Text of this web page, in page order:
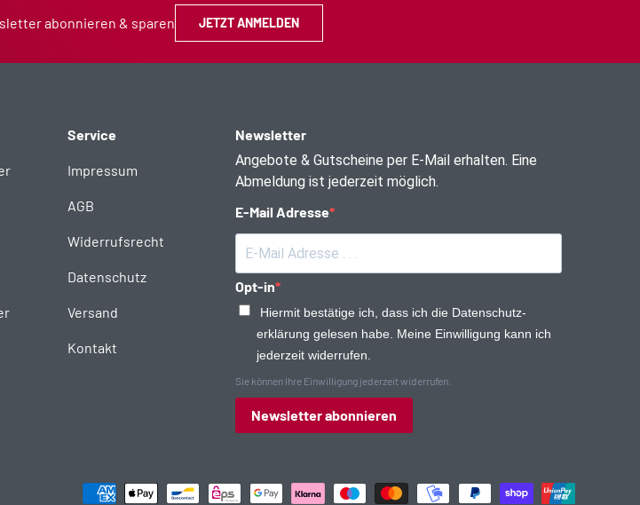
abonnieren & sparen JETZT ANMELDEN
Service
Impressum
AGB
Widerrufsrecht
Datenschutz
Versand
Kontakt
Newsletter
Angebote & Gutscheine per E-Mail erhalten. Eine
Abmeldung ist jederzeit möglich.
E-Mail Adresse
Opt-in
Hiermit bestätige ich, dass ich die Daten­schutz­
erklärung gelesen habe. Meine Einwilligung kann ich
jederzeit widerrufen.
Sie können Ihre Einwilligung jederzeit widerrufen.
Newsletter abonnieren
Zahlungsmethoden